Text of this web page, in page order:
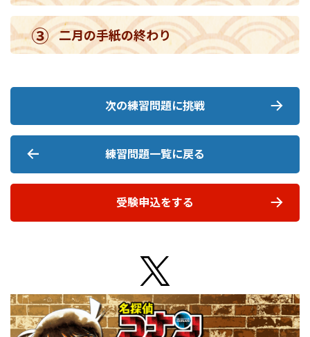
③ 二月の手紙の終わり
次の練習問題に挑戦
練習問題一覧に戻る
受験申込をする